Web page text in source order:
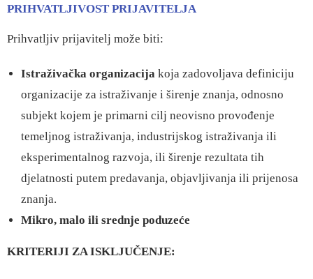
PRIHVATLJIVOST PRIJAVITELJA
Prihvatljiv prijavitelj može biti:
Istraživačka organizacija koja zadovoljava definiciju
organizacije za istraživanje i širenje znanja, odnosno
subjekt kojem je primarni cilj neovisno provođenje
temeljnog istraživanja, industrijskog istraživanja ili
eksperimentalnog razvoja, ili širenje rezultata tih
djelatnosti putem predavanja, objavljivanja ili prijenosa
znanja.
Mikro, malo ili srednje poduzeće
KRITERIJI ZA ISKLJUČENJE: